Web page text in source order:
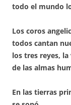
todo el mundo
Los coros
todos cantan
los tres reyes,
de las almas
En las tierras